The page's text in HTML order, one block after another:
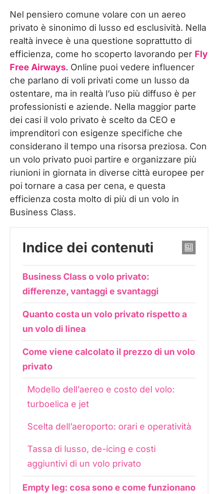
Nel pensiero comune volare con un aereo
privato è sinonimo di lusso ed esclusività. Nella
realtà invece è una questione soprattutto di
efficienza, come ho scoperto lavorando per Fly
Free Airways. Online puoi vedere influencer
che parlano di voli privati come un lusso da
ostentare, ma in realtà l’uso più diffuso è per
professionisti e aziende. Nella maggior parte
dei casi il volo privato è scelto da CEO e
imprenditori con esigenze specifiche che
considerano il tempo una risorsa preziosa. Con
un volo privato puoi partire e organizzare più
riunioni in giornata in diverse città europee per
poi tornare a casa per cena, e questa
efficienza costa molto di più di un volo in
Business Class.
Indice dei contenuti
Business Class o volo privato:
differenze, vantaggi e svantaggi
Quanto costa un volo privato rispetto a
un volo di linea
Come viene calcolato il prezzo di un volo
privato
Modello dell’aereo e costo del volo:
turboelica e jet
Scelta dell’aeroporto: orari e operatività
Tassa di lusso, de-icing e costi
aggiuntivi di un volo privato
Empty leg: cosa sono e come funzionano